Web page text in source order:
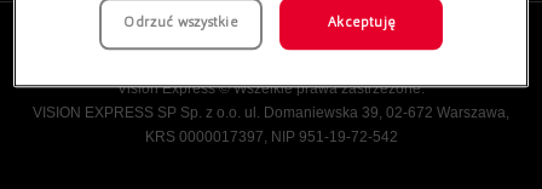
Vision Express © Wszelkie prawa zastrzeżone.
VISION EXPRESS SP Sp. z o.o. ul. Domaniewska 39, 02-672 Warszawa,
KRS 0000017397, NIP 951-19-72-542
Odrzuć wszystkie Akceptuję